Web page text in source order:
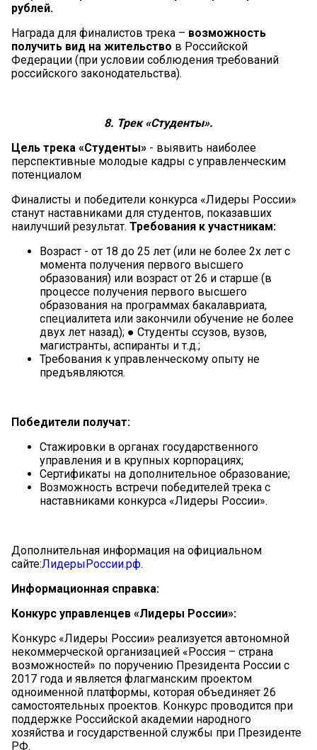
рублей.
Награда для финалистов трека – возможность
получить вид на жительство в Российской
Федерации (при условии соблюдения требований
российского законодательства).
8. Трек «Студенты».
Цель трека «Студенты» - выявить наиболее
перспективные молодые кадры с управленческим
потенциалом
Финалисты и победители конкурса «Лидеры России»
станут наставниками для студентов, показавших
наилучший результат. Требования к участникам:
Возраст - от 18 до 25 лет (или не более 2х лет с
момента получения первого высшего
образования) или возраст от 26 и старше (в
процессе получения первого высшего
образования на программах бакалавриата,
специалитета или закончили обучение не более
двух лет назад); ● Студенты ссузов, вузов,
магистранты, аспиранты и т.д.;
Требования к управленческому опыту не
предъявляются.
Победители получат:
Стажировки в органах государственного
управления и в крупных корпорациях;
Сертификаты на дополнительное образование;
Возможность встречи победителей трека с
наставниками конкурса «Лидеры России».
Дополнительная информация на официальном
сайте:ЛидерыРоссии.рф.
Информационная справка:
Конкурс управленцев «Лидеры России»:
Конкурс «Лидеры России» реализуется автономной
некоммерческой организацией «Россия – страна
возможностей» по поручению Президента России с
2017 года и является флагманским проектом
одноименной платформы, которая объединяет 26
самостоятельных проектов. Конкурс проводится при
поддержке Российской академии народного
хозяйства и государственной службы при Президенте
РФ.